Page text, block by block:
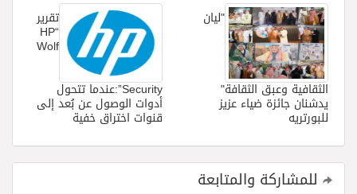
تقرير
“HP
Wolf
Security”:عندما تتحول
أدوات الوصول عن بُعد إلى
قنوات اختراق خفية
"ليان
الثقافية وعبق الثقافة"
يدشنان جائزة ضياء عزيز
للبورتريه
للمشاركة والمتابعة